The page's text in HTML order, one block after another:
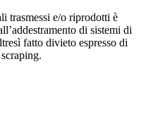
trasmessi e/o riprodotti è
di sistemi di
fatto divieto espresso di